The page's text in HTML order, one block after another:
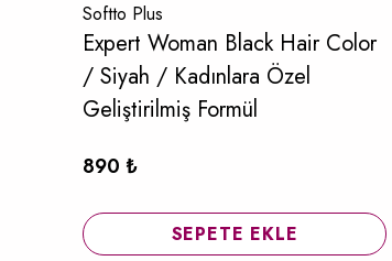
Softto Plus
Expert Woman Black Hair Color
/ Siyah / Kadınlara Özel
Geliştirilmiş Formül
890 ₺
SEPETE EKLE